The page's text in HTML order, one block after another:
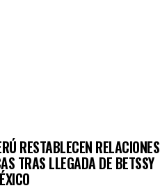
RESTABLECEN RELACIONES
TRAS LLEGADA DE BETSSY